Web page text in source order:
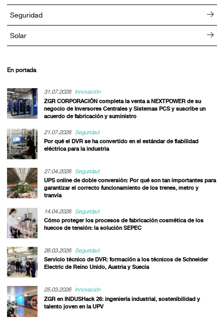
Seguridad
Solar
En portada
31.07.2026
Innovación
ZGR CORPORACIÓN completa la venta a NEXTPOWER de su
negocio de Inversores Centrales y Sistemas PCS y suscribe un
acuerdo de fabricación y suministro
21.07.2026
Seguridad
Por qué el DVR se ha convertido en el estándar de fiabilidad
eléctrica para la industria
27.04.2026
Seguridad
UPS online de doble conversión: Por qué son tan importantes para
garantizar el correcto funcionamiento de los trenes, metro y
tranvía
14.04.2026
Seguridad
Cómo proteger los procesos de fabricación cosmética de los
huecos de tensión: la solución SEPEC
26.03.2026
Seguridad
Servicio técnico de DVR: formación a los técnicos de Schneider
Electric de Reino Unido, Austria y Suecia
25.03.2026
Innovación
ZGR en INDUSHack 26: ingeniería industrial, sostenibilidad y
talento joven en la UPV